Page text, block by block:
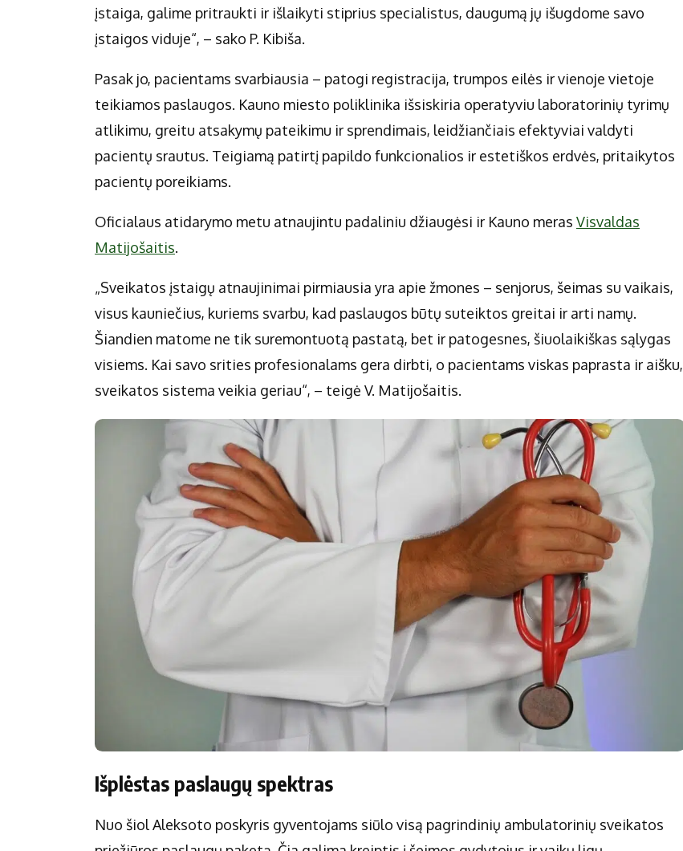
įstaiga, galime pritraukti ir išlaikyti stiprius specialistus, daugumą jų išugdome savo
įstaigos viduje“, – sako P. Kibiša.
Pasak jo, pacientams svarbiausia – patogi registracija, trumpos eilės ir vienoje vietoje
teikiamos paslaugos. Kauno miesto poliklinika išsiskiria operatyviu laboratorinių tyrimų
atlikimu, greitu atsakymų pateikimu ir sprendimais, leidžiančiais efektyviai valdyti
pacientų srautus. Teigiamą patirtį papildo funkcionalios ir estetiškos erdvės, pritaikytos
pacientų poreikiams.
Oficialaus atidarymo metu atnaujintu padaliniu džiaugėsi ir Kauno meras Visvaldas
Matijošaitis.
„Sveikatos įstaigų atnaujinimai pirmiausia yra apie žmones – senjorus, šeimas su vaikais,
visus kauniečius, kuriems svarbu, kad paslaugos būtų suteiktos greitai ir arti namų.
Šiandien matome ne tik suremontuotą pastatą, bet ir patogesnes, šiuolaikiškas sąlygas
visiems. Kai savo srities profesionalams gera dirbti, o pacientams viskas paprasta ir aišku,
sveikatos sistema veikia geriau“, – teigė V. Matijošaitis.
Išplėstas paslaugų spektras
Nuo šiol Aleksoto poskyris gyventojams siūlo visą pagrindinių ambulatorinių sveikatos